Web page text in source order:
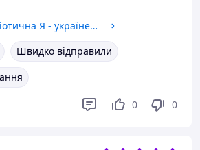
Термокружка патріотична Я - українець термобанка з нержавіючої сталі з принтом 500
Швидко відправили
0 0